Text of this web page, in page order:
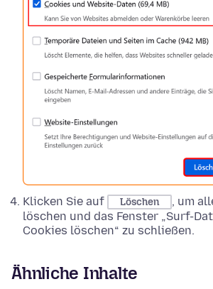
Klicken Sie auf Löschen
, um
löschen und das Fenster „Surf-
Cookies löschen“ zu schließen.
Ähnliche Inhalte